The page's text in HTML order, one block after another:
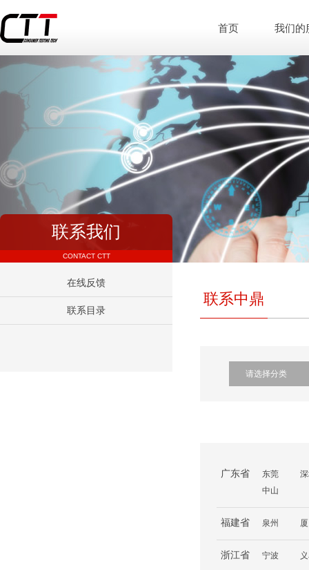
首页 我们的
联系我们
CONTACT CTT
在线反馈
联系目录
联系中鼎
广东省 东莞
中山
福建省 泉州
浙江省 宁波